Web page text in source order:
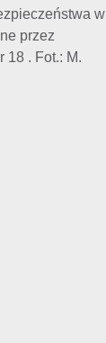
w
przez
18 . Fot.: M.